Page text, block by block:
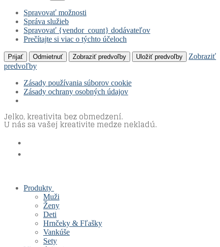
Spravovať možnosti
Správa služieb
Spravovať {vendor_count} dodávateľov
Prečítajte si viac o týchto účeloch
Prijať Odmietnuť Zobraziť predvoľby Uložiť predvoľby
Zobraziť
predvoľby
Zásady používania súborov cookie
Zásady ochrany osobných údajov
Preskočiť
na
Menu
Zavrieť
Jelko, kreativita bez obmedzení.
U nás sa vašej kreativite medze nekladú.
Produkty
Muži
Ženy
Deti
Hrnčeky & Fľašky
Vankúše
Sety